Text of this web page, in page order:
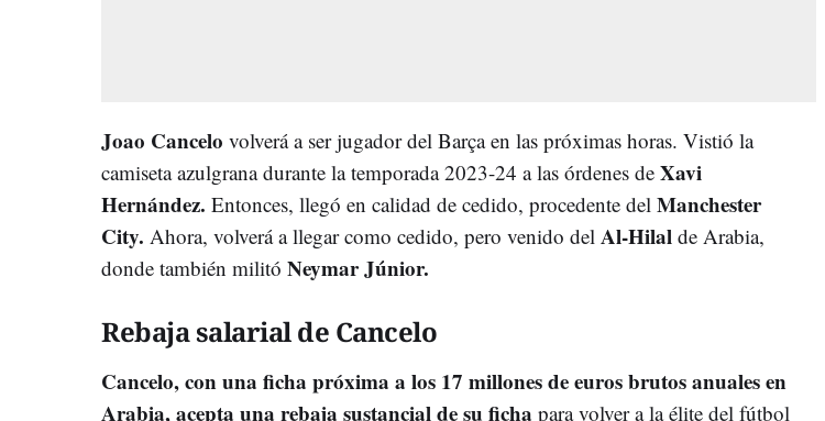
Joao Cancelo volverá a ser jugador del Barça en las próximas horas. Vistió la
camiseta azulgrana durante la temporada 2023-24 a las órdenes de Xavi
Hernández. Entonces, llegó en calidad de cedido, procedente del Manchester
City. Ahora, volverá a llegar como cedido, pero venido del Al-Hilal de Arabia,
donde también militó Neymar Júnior.
Rebaja salarial de Cancelo
Cancelo, con una ficha próxima a los 17 millones de euros brutos anuales en
Arabia, acepta una rebaja sustancial de su ficha para volver a la élite del fútbol